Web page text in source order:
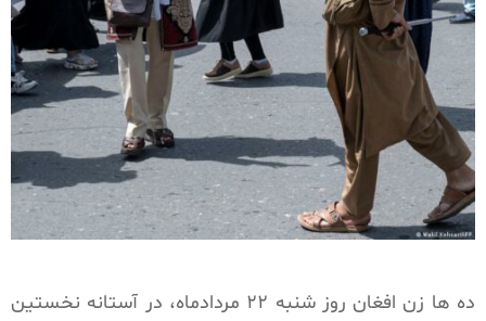
ده ها زن افغان روز شنبه ۲۲ مردادماه، در آستانه نخستین